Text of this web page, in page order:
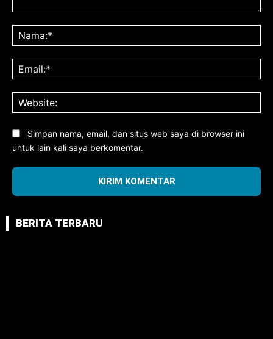
Simpan nama, email, dan situs web saya di browser ini
untuk lain kali saya berkomentar.
BERITA TERBARU